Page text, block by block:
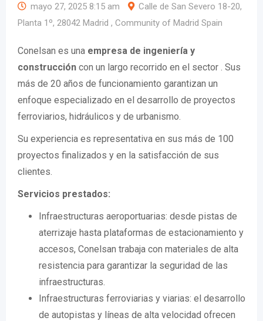
mayo 27, 2025 8:15 am
Calle de San Severo 18-20,
Planta 1º, 28042 Madrid , Community of Madrid Spain
Conelsan es una empresa de ingeniería y
construcción con un largo recorrido en el sector . Sus
más de 20 años de funcionamiento garantizan un
enfoque especializado en el desarrollo de proyectos
ferroviarios, hidráulicos y de urbanismo.
Su experiencia es representativa en sus más de 100
proyectos finalizados y en la satisfacción de sus
clientes.
Servicios prestados:
Infraestructuras aeroportuarias: desde pistas de
aterrizaje hasta plataformas de estacionamiento y
accesos, Conelsan trabaja con materiales de alta
resistencia para garantizar la seguridad de las
infraestructuras.
Infraestructuras ferroviarias y viarias: el desarrollo
de autopistas y líneas de alta velocidad ofrecen